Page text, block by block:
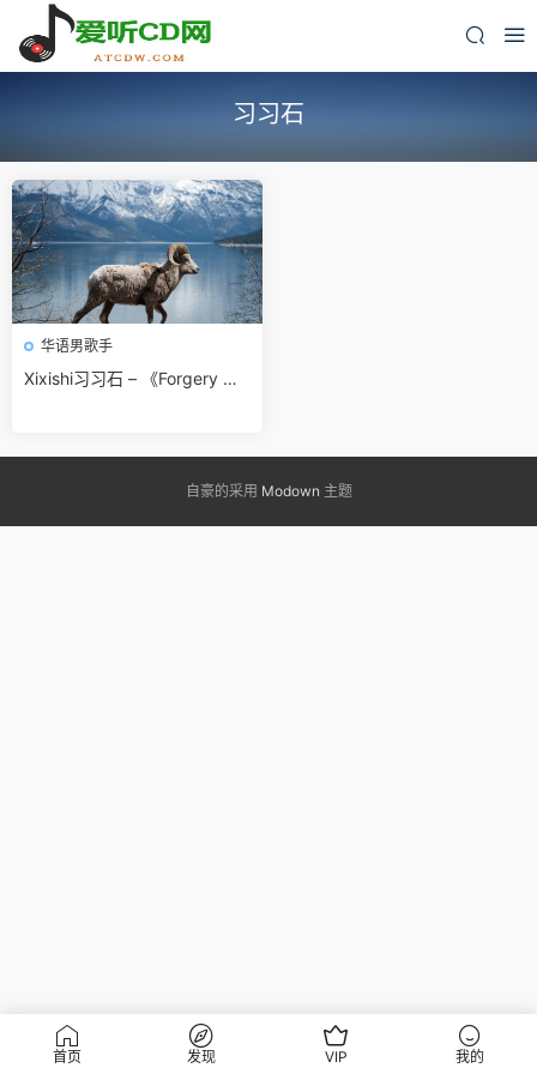
习习石
华语男歌手
Xixishi习习石 – 《Forgery 伪
自豪的采用 Modown 主题
首页 发现 VIP 我的